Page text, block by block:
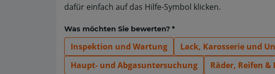
dafür einfach auf das Hilfe-Symbol klicken.
Was möchten Sie bewerten? *
Inspektion und Wartung
Lack, Karosserie und
Haupt- und Abgasuntersuchung
Räder, Reifen &